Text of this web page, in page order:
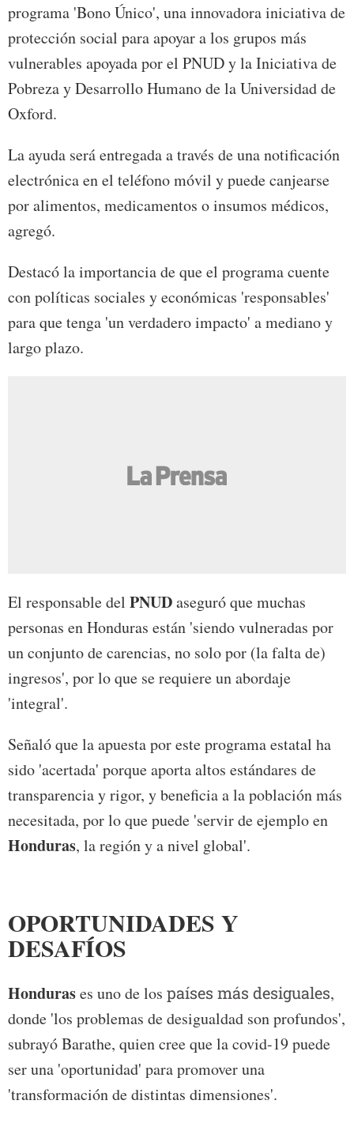
programa 'Bono Único', una innovadora iniciativa de
protección social para apoyar a los grupos más
vulnerables apoyada por el PNUD y la Iniciativa de
Pobreza y Desarrollo Humano de la Universidad de
Oxford.
La ayuda será entregada a través de una notificación
electrónica en el teléfono móvil y puede canjearse
por alimentos, medicamentos o insumos médicos,
agregó.
Destacó la importancia de que el programa cuente
con políticas sociales y económicas 'responsables'
para que tenga 'un verdadero impacto' a mediano y
largo plazo.
El responsable del PNUDaseguró que muchas
personas en Honduras están 'siendo vulneradas por
un conjunto de carencias, no solo por (la falta de)
ingresos', por lo que se requiere un abordaje
'integral'.
Señaló que la apuesta por este programa estatal ha
sido 'acertada' porque aporta altos estándares de
transparencia y rigor, y beneficia a la población más
necesitada, por lo que puede 'servir de ejemplo en
Honduras, la región y a nivel global'.
OPORTUNIDADES Y
DESAFÍOS
Hondurases uno de los países más desiguales,
donde 'los problemas de desigualdad son profundos',
subrayó Barathe, quien cree que la covid-19 puede
ser una 'oportunidad' para promover una
'transformación de distintas dimensiones'.